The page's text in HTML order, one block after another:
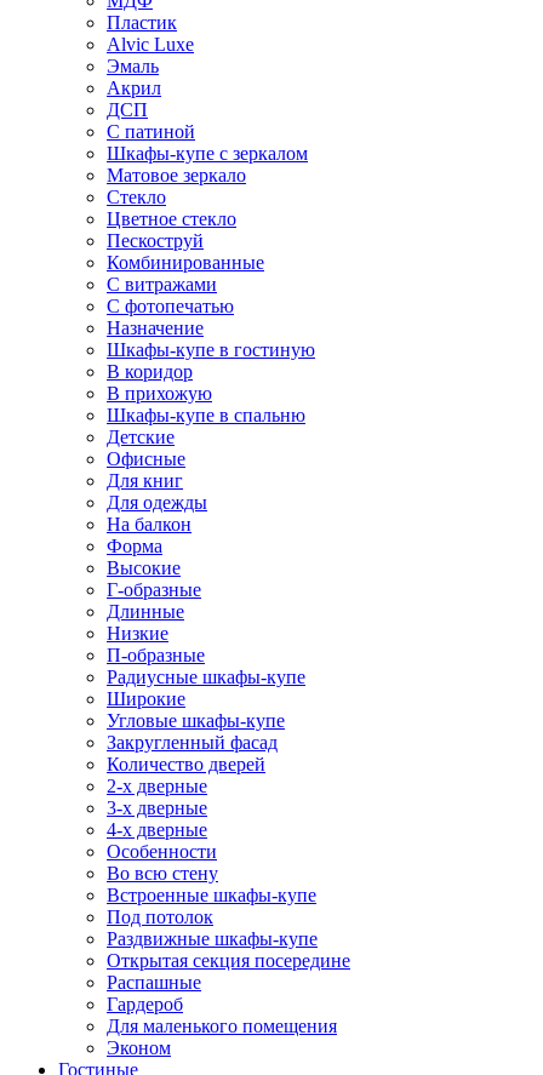
Пластик
Alvic Luxe
Эмаль
Акрил
ДСП
С патиной
Шкафы-купе с зеркалом
Матовое зеркало
Стекло
Цветное стекло
Пескоструй
Комбинированные
С витражами
С фотопечатью
Назначение
Шкафы-купе в гостиную
В коридор
В прихожую
Шкафы-купе в спальню
Детские
Офисные
Для книг
Для одежды
На балкон
Форма
Высокие
Г-образные
Длинные
Низкие
П-образные
Радиусные шкафы-купе
Широкие
Угловые шкафы-купе
Закругленный фасад
Количество дверей
2-х дверные
3-х дверные
4-х дверные
Особенности
Во всю стену
Встроенные шкафы-купе
Под потолок
Раздвижные шкафы-купе
Открытая секция посередине
Распашные
Гардероб
Для маленького помещения
Эконом
Гостиные